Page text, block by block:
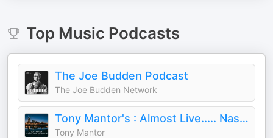
Top Music Podcasts
The Joe Budden Podcast
The Joe Budden Network
Tony Mantor's : Almost Live..... Nashville
Tony Mantor